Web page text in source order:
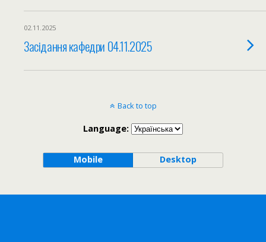
02.11.2025
Засідання кафедри 04.11.2025
Back to top
Language:
Mobile Desktop